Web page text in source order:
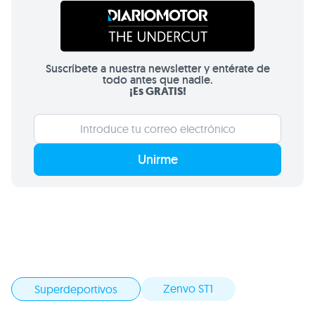
Suscríbete a nuestra newsletter y entérate de
todo antes que nadie.
¡Es GRATIS!
Unirme
Superdeportivos Zenvo ST1